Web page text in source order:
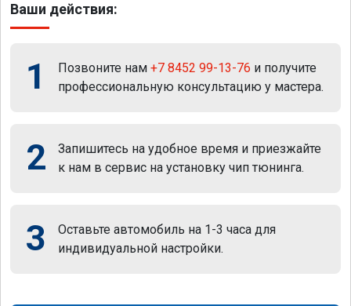
Ваши действия:
1 Позвоните нам +7 8452 99-13-76 и получите
профессиональную консультацию у мастера.
2
Запишитесь на удобное время и приезжайте
к нам в сервис на установку чип тюнинга.
3
Оставьте автомобиль на 1-3 часа для
индивидуальной настройки.